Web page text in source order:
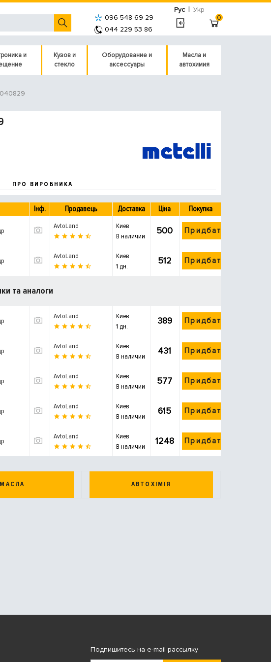
Рус | Укр
096 548 69 29
044 229 53 86
0
и
Кузов и
стекло
Оборудование и
аксессуары
Масла и
автохимия
ПРО ВИРОБНИКА
Інф. Продавець Доставка Ціна Покупка
AvtoLand
Киев
В наличии
500 Придбати
AvtoLand
Киев
1 дн.
512 Придбати
та аналоги
AvtoLand
Киев
1 дн.
389 Придбати
AvtoLand
Киев
В наличии
431 Придбати
AvtoLand
Киев
В наличии
577 Придбати
AvtoLand
Киев
В наличии
615 Придбати
AvtoLand
Киев
В наличии
1248 Придбати
МАСЛА АВТОХІМІЯ
Подпишитесь на e-mail рассылку